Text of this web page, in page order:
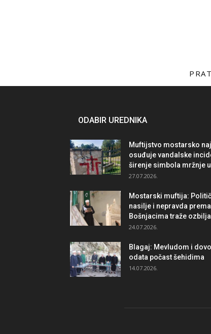
ODABIR UREDNIKA
Muftijstvo mostarsko
osuđuje vandalske
širenje simbola mržnje
27.07.2026.
Mostarski muftija:
nasilje i nepravda prema
Bošnjacima traže
24.07.2026.
Blagaj: Mevludom i
odata počast šehidima
14.07.2026.